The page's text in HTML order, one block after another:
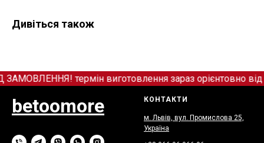
Дивіться також
термін виготовлення зараз орієнтовно від
betoomore КОНТАКТИ
м. Львів, вул. Промислова 25,
Україна